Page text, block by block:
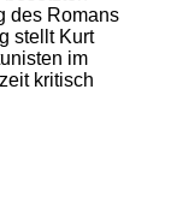
des Romans
stellt Kurt
im
kritisch